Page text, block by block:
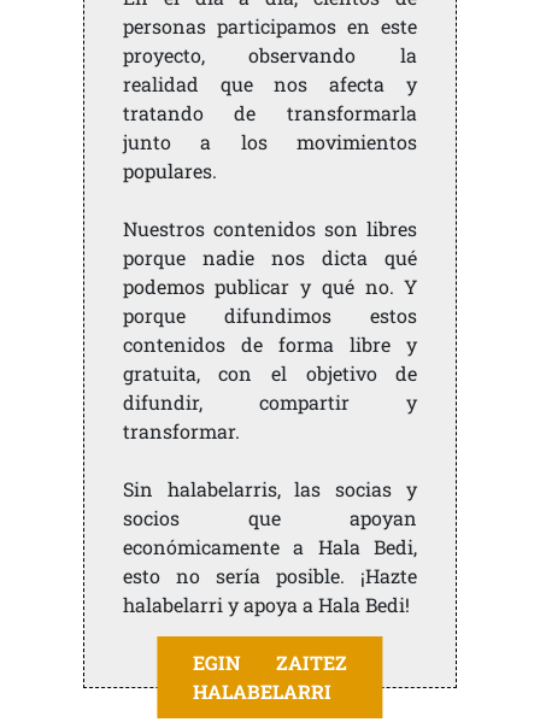
personas participamos en este
proyecto, observando la
realidad que nos afecta y
tratando de transformarla
junto a los movimientos
populares.
Nuestros contenidos son libres
porque nadie nos dicta qué
podemos publicar y qué no. Y
porque difundimos estos
contenidos de forma libre y
gratuita, con el objetivo de
difundir, compartir y
transformar.
Sin halabelarris, las socias y
socios que apoyan
económicamente a Hala Bedi,
esto no sería posible. ¡Hazte
halabelarri y apoya a Hala Bedi!
EGIN ZAITEZ
HALABELARRI